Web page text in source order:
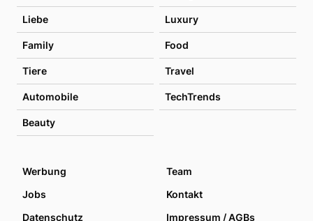
Liebe Luxury
Family Food
Tiere Travel
Automobile TechTrends
Beauty
Werbung
Team
Jobs
Kontakt
Datenschutz
Impressum / AGBs